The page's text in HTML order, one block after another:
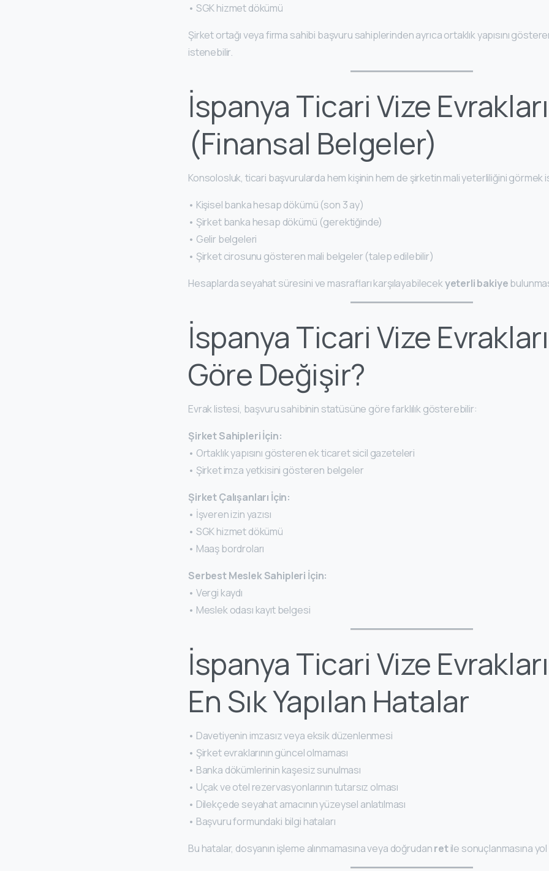
• SGK hizmet dökümü
Şirket ortağı veya firma sahibi başvuru sahiplerinden ayrıca ortaklık yapısını
istenebilir.
İspanya Ticari Vize Evrakları
(Finansal Belgeler)
Konsolosluk, ticari başvurularda hem kişinin hem de şirketin mali yeterliliğini görmek
• Kişisel banka hesap dökümü (son 3 ay)
• Şirket banka hesap dökümü (gerektiğinde)
• Gelir belgeleri
• Şirket cirosunu gösteren mali belgeler (talep edilebilir)
Hesaplarda seyahat süresini ve masrafları karşılayabilecekyeterli bakiye
İspanya Ticari Vize
Göre Değişir?
Evrak listesi, başvuru sahibinin statüsüne göre farklılık gösterebilir:
Şirket Sahipleri İçin:
• Ortaklık yapısını gösteren ek ticaret sicil gazeteleri
• Şirket imza yetkisini gösteren belgeler
Şirket Çalışanları İçin:
• İşveren izin yazısı
• SGK hizmet dökümü
• Maaş bordroları
Serbest Meslek Sahipleri İçin:
• Vergi kaydı
• Meslek odası kayıt belgesi
İspanya Ticari Vize
En Sık Yapılan Hatalar
• Davetiyenin imzasız veya eksik düzenlenmesi
• Şirket evraklarının güncel olmaması
• Banka dökümlerinin kaşesiz sunulması
• Uçak ve otel rezervasyonlarının tutarsız olması
• Dilekçede seyahat amacının yüzeysel anlatılması
• Başvuru formundaki bilgi hataları
Bu hatalar, dosyanın işleme alınmamasına veya doğrudanretile sonuçlanmasına